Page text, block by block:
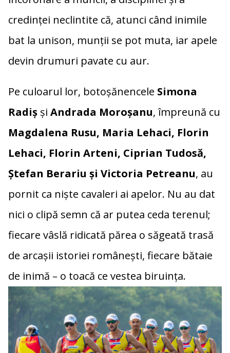
o
o
k
Li
n
k
az
credinței neclintite că, atunci când inimile
bat la unison, munții se pot muta, iar apele
devin drumuri pavate cu aur.
Pe culoarul lor, botoșănencele Simona
Radișși Andrada Moroșanu, împreună cu
Magdalena Rusu, Maria Lehaci, Florin
Lehaci, Florin Arteni, Ciprian Tudosă,
Ștefan Berariu și Victoria Petreanu, au
pornit ca niște cavaleri ai apelor. Nu au dat
nici o clipă semn că ar putea ceda terenul;
fiecare vâslă ridicată părea o săgeată trasă
de arcașii istoriei românești, fiecare bătaie
de inimă – o toacă ce vestea biruința.